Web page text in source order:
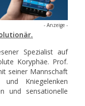
- Anzeige -
Spezialist auf
Koryphäe. Prof.
seiner Mannschaft
Kniegelenken
und sensationelle